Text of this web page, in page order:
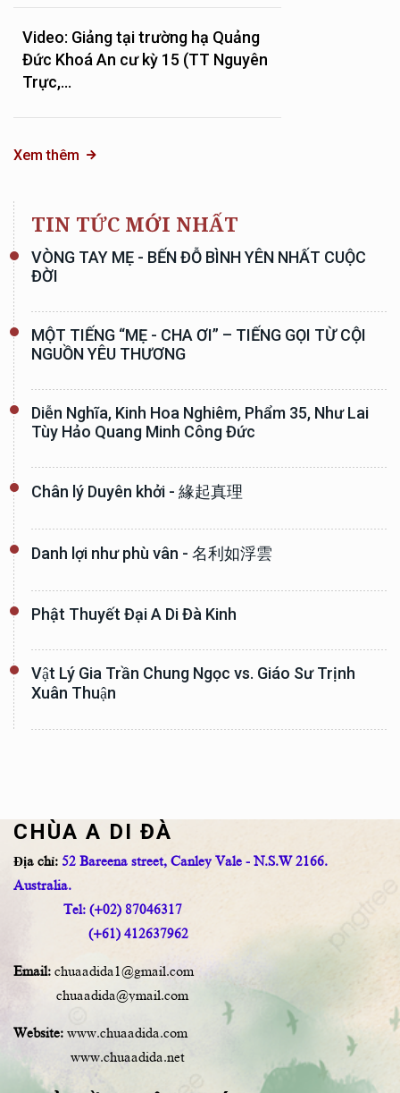
Video: Giảng tại trường hạ Quảng
Đức Khoá An cư kỳ 15 (TT Nguyên
Trực,...
Xem thêm
TIN TỨC MỚI NHẤT
VÒNG TAY MẸ - BẾN ĐỖ BÌNH YÊN NHẤT CUỘC
ĐỜI
MỘT TIẾNG “MẸ - CHA ƠI” – TIẾNG GỌI TỪ CỘI
NGUỒN YÊU THƯƠNG
Diễn Nghĩa, Kinh Hoa Nghiêm, Phẩm 35, Như Lai
Tùy Hảo Quang Minh Công Đức
Chân lý Duyên khởi - 緣起真理
Danh lợi như phù vân - 名利如浮雲
Phật Thuyết Đại A Di Đà Kinh
Vật Lý Gia Trần Chung Ngọc vs. Giáo Sư Trịnh
Xuân Thuận
CHÙA A DI ĐÀ
Địa chỉ: 52 Bareena street, Canley Vale - N.S.W 2166.
Australia.
Tel: (+02) 87046317
(+61) 412637962
Email: chuaadida1@gmail.com
chuaadida@ymail.com
Website: www.chuaadida.com
www.chuaadida.net